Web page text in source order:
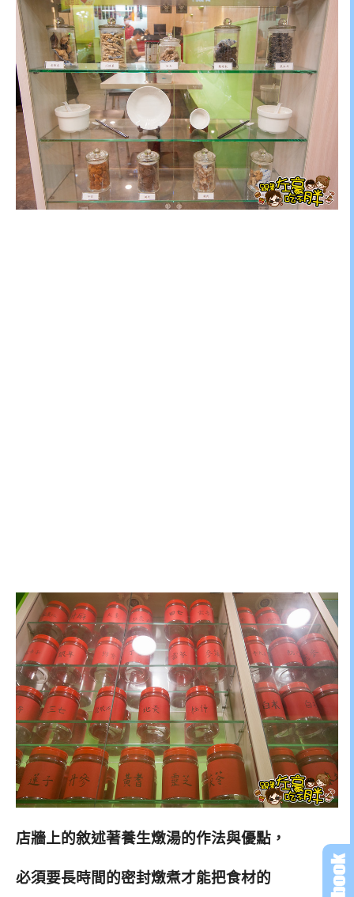
店牆上的敘述著養生燉湯的作法與優點，
必須要長時間的密封燉煮才能把食材的